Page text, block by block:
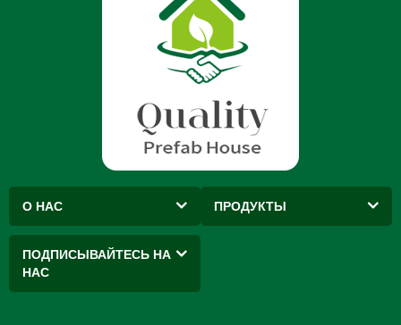
О НАС ПРОДУКТЫ
ПОДПИСЫВАЙТЕСЬ НА
НАС